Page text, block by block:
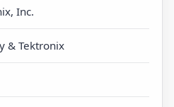
Inc.
& Tektronix